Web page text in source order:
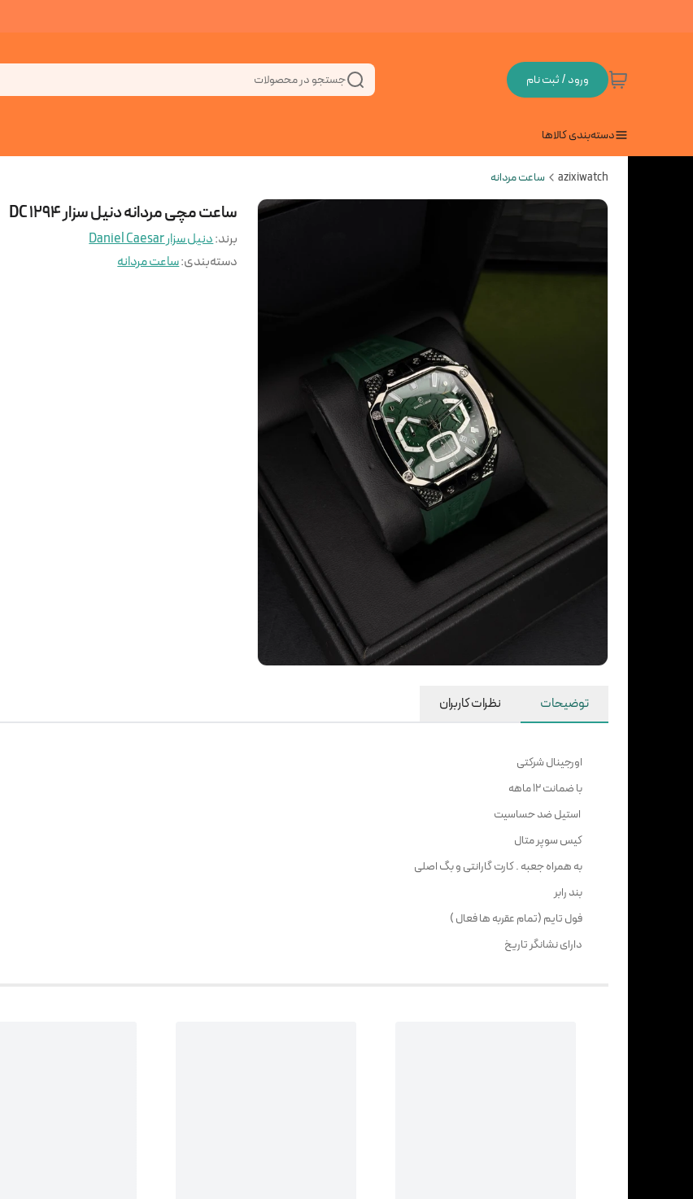
ورود / ثبت نام جستجو در محصولات
دسته‌بندی کالاها
azixiwatch ساعت مردانه
ساعت مچی مردانه دنیل سزار DC 1294
برند:دنیل سزار Daniel Caesar
دسته‌بندی:ساعت مردانه
توضیحات نظرات کاربران
اورجینال شرکتی
با ضمانت 12 ماهه
استیل ضد حساسیت
کیس سوپر متال
به همراه جعبه . کارت گارانتی و بگ اصلی
بند رابر
فول تایم (تمام عقربه ها فعال )
دارای نشانگر تاریخ